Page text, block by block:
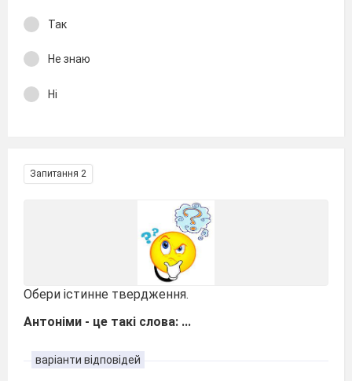
Так
Не знаю
Ні
Запитання 2
Обери істинне твердження.
Антоніми - це такі слова: ...
варіанти відповідей